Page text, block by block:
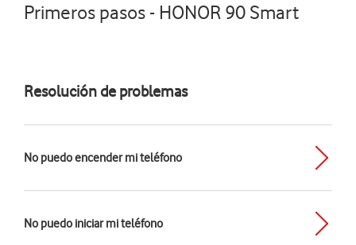
Primeros pasos - HONOR 90 Smart
Resolución de problemas
No puedo encender mi teléfono
No puedo iniciar mi teléfono